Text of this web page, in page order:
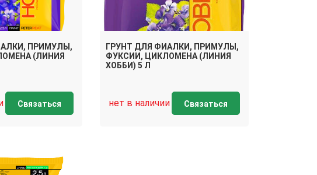
ПРИМУЛЫ,
(ЛИНИЯ
Связаться
ГРУНТ ДЛЯ ФИАЛКИ, ПРИМУЛЫ,
ФУКСИИ, ЦИКЛОМЕНА (ЛИНИЯ
ХОББИ) 5 Л
нет в наличии Связаться